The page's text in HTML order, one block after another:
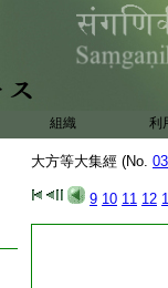
組織 利
大方等大集經 (No.
9 10 11 12